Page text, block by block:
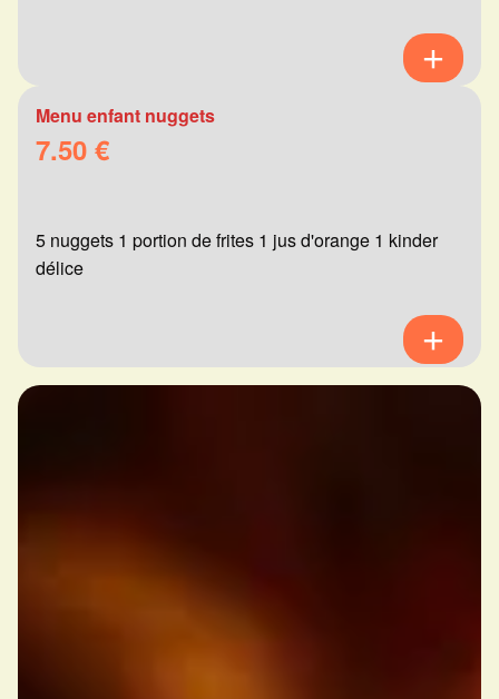
Menu enfant nuggets
7.50 €
5 nuggets 1 portion de frites 1 jus d'orange 1 kinder
délice